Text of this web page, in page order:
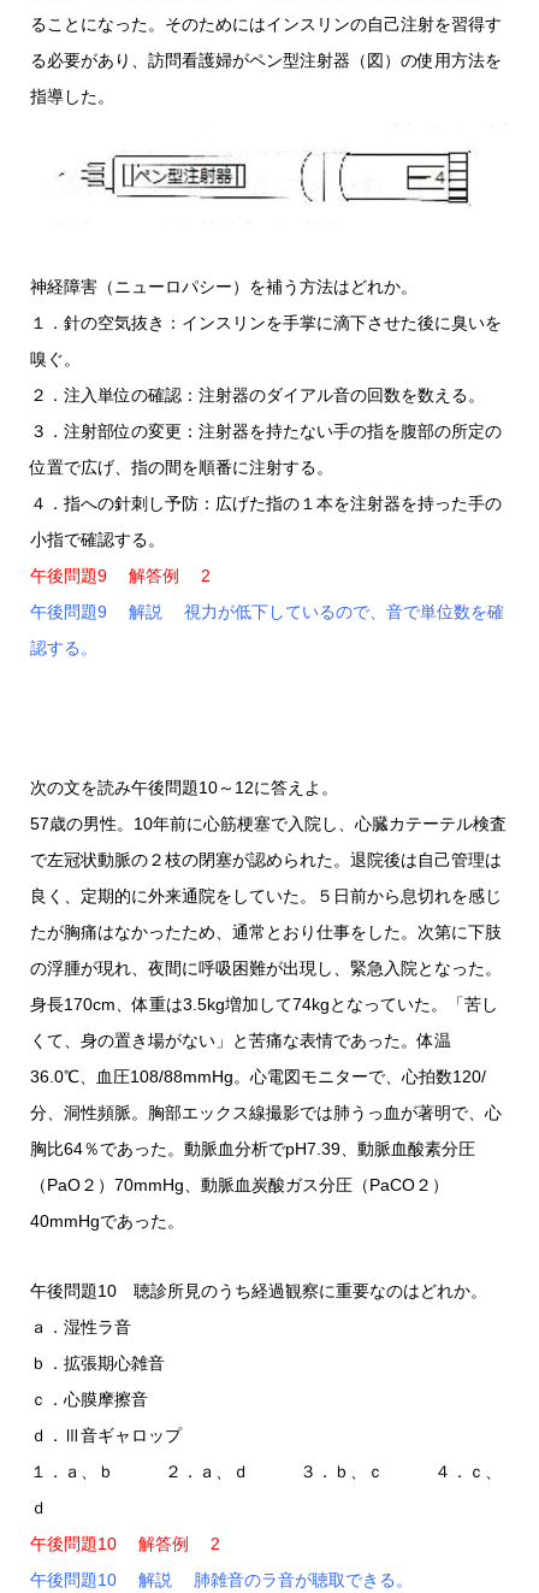
ることになった。そのためにはインスリンの自己注射を習得す
る必要があり、訪問看護婦がペン型注射器（図）の使用方法を
指導した。
神経障害（ニューロパシー）を補う方法はどれか。
１．針の空気抜き：インスリンを手掌に滴下させた後に臭いを
嗅ぐ。
２．注入単位の確認：注射器のダイアル音の回数を数える。
３．注射部位の変更：注射器を持たない手の指を腹部の所定の
位置で広げ、指の間を順番に注射する。
４．指への針刺し予防：広げた指の１本を注射器を持った手の
小指で確認する。
午後問題9 解答例 2
午後問題9 解説 視力が低下しているので、音で単位数を確
認する。
次の文を読み午後問題10～12に答えよ。
57歳の男性。10年前に心筋梗塞で入院し、心臓カテーテル検査
で左冠状動脈の２枝の閉塞が認められた。退院後は自己管理は
良く、定期的に外来通院をしていた。５日前から息切れを感じ
たが胸痛はなかったため、通常とおり仕事をした。次第に下肢
の浮腫が現れ、夜間に呼吸困難が出現し、緊急入院となった。
身長170cm、体重は3.5kg増加して74kgとなっていた。「苦し
くて、身の置き場がない」と苦痛な表情であった。体温
36.0℃、血圧108/88mmHg。心電図モニターで、心拍数120/
分、洞性頻脈。胸部エックス線撮影では肺うっ血が著明で、心
胸比64％であった。動脈血分析でpH7.39、動脈血酸素分圧
（PaO２）70mmHg、動脈血炭酸ガス分圧（PaCO２）
40mmHgであった。
午後問題10 聴診所見のうち経過観察に重要なのはどれか。
ａ．湿性ラ音
ｂ．拡張期心雑音
ｃ．心膜摩擦音
ｄ．Ⅲ音ギャロップ
１．ａ、ｂ ２．ａ、ｄ ３．ｂ、ｃ ４．ｃ、
ｄ
午後問題10 解答例 2
午後問題10 解説 肺雑音のラ音が聴取できる。